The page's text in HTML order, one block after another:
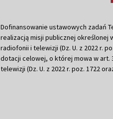
Dofinansowanie ustawowych zadań
realizacją misji publicznej określonej
radiofonii i telewizji (Dz. U. z 2022 r.
dotacji celowej, o której mowa w art.
telewizji (Dz. U. z 2022 r. poz. 1722